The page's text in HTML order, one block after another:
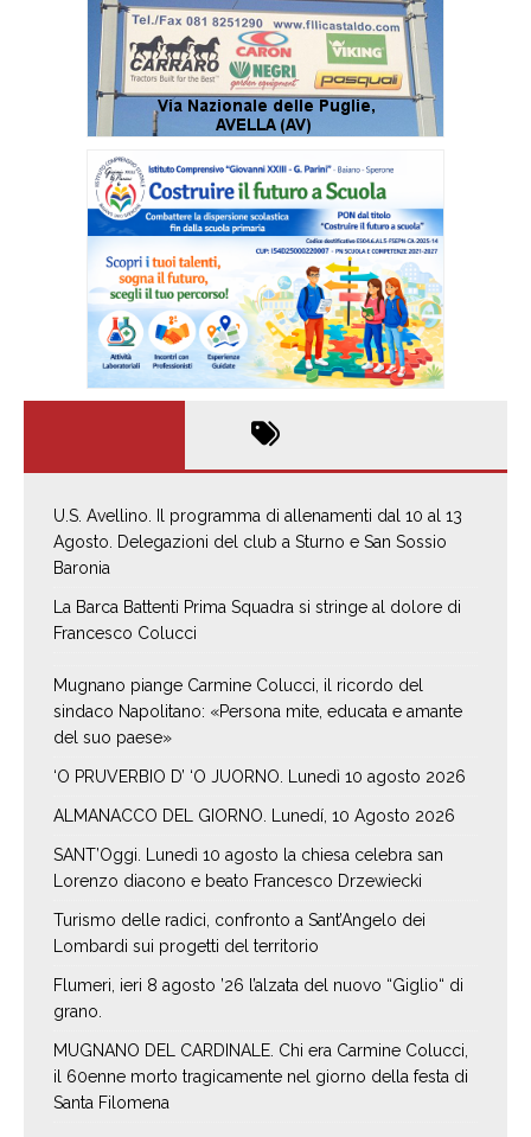
U.S. Avellino. Il programma di allenamenti dal 10 al 13
Agosto. Delegazioni del club a Sturno e San Sossio
Baronia
La Barca Battenti Prima Squadra si stringe al dolore di
Francesco Colucci
Mugnano piange Carmine Colucci, il ricordo del
sindaco Napolitano: «Persona mite, educata e amante
del suo paese»
‘O PRUVERBIO D’ ‘O JUORNO. Lunedì 10 agosto 2026
ALMANACCO DEL GIORNO. Lunedí, 10 Agosto 2026
SANT’Oggi. Lunedì 10 agosto la chiesa celebra san
Lorenzo diacono e beato Francesco Drzewiecki
Turismo delle radici, confronto a Sant’Angelo dei
Lombardi sui progetti del territorio
Flumeri, ieri 8 agosto ’26 l’alzata del nuovo “Giglio“ di
grano.
MUGNANO DEL CARDINALE. Chi era Carmine Colucci,
il 60enne morto tragicamente nel giorno della festa di
Santa Filomena